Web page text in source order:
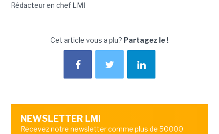
Rédacteur en chef LMI
Cet article vous a plu? Partagez le !
NEWSLETTER LMI
Recevez notre newsletter comme plus de 50000